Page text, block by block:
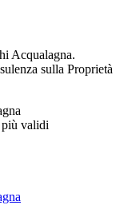
Acqualagna.
sulla Proprietà
più validi